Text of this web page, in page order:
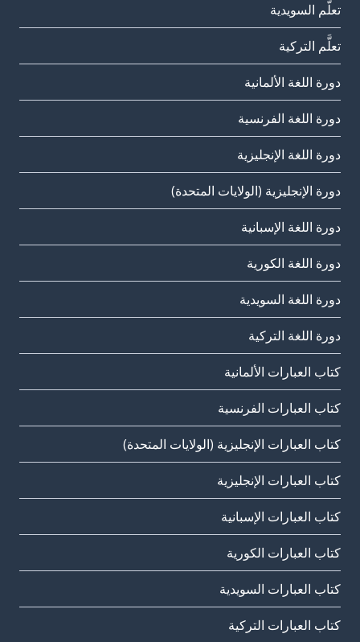
تعلَّم السويدية
تعلَّم التركية
دورة اللغة الألمانية
دورة اللغة الفرنسية
دورة اللغة الإنجليزية
دورة الإنجليزية (الولايات المتحدة)
دورة اللغة الإسبانية
دورة اللغة الكورية
دورة اللغة السويدية
دورة اللغة التركية
كتاب العبارات الألمانية
كتاب العبارات الفرنسية
كتاب العبارات الإنجليزية (الولايات المتحدة)
كتاب العبارات الإنجليزية
كتاب العبارات الإسبانية
كتاب العبارات الكورية
كتاب العبارات السويدية
كتاب العبارات التركية